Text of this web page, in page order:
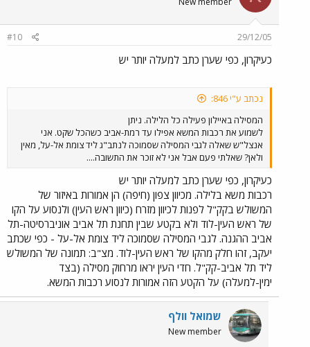
29/12/05
#10
כעיקרון, כפי שערן כתב למעלה יותר יש
נכתב ע"י 846:
המסילה באיילון פעילה כל הלילה. ניתן
לשמוע את רכבות המשא אפילו עד רמת-אביב כשהכל שקט. אני
אנצל"ש שאלה לגבי המסילה שסמוכה לנתב"ג ליד צומת אל-על, מאין
ולאן? שאלתי פעם אבל אני לא זוכר את התשובה....
כעיקרון, כפי שערן כתב למעלה יותר יש
רכבות משא בלילה. מכיוון צפון (חיפה) הן אמורות באיזור של
המשולש בקק"ל לפנות לכיוון מזרח (כיוון ראש העין) ולנסוע על הקו
של ראש העין-לוד ולא בקטע שבין תחנת תל אביב אוניברסיטה-תל
אביב ההגנה. לגבי המסילה שסמוכה ליד צומת אל-על - כפי שכתב
יעקב, זהו חלק מהקו של ראש העין-לוד. מצ"ב: תמונה של המשולש
ליד תל אביב-קק"ל. חדי העין יראו מרחוק מסילה (בצד
ימין-למעלה) על הקטע הזה אמורות לנסוע רכבות המשא.
שמואל וולף
New member